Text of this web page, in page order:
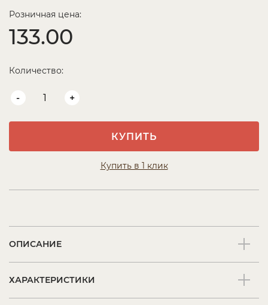
Розничная цена:
133.00
Количество:
- +
КУПИТЬ
Купить в 1 клик
ОПИСАНИЕ
ХАРАКТЕРИСТИКИ